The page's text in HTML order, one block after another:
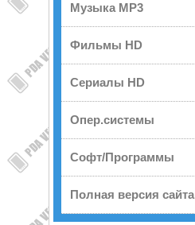
Музыка MP3
Фильмы HD
Сериалы HD
Опер.системы
Софт/Программы
Полная версия сайта